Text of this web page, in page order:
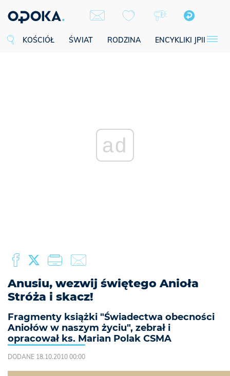
KOŚCIÓŁ ŚWIAT RODZINA ENCYKLIKI JPII
ad
Anusiu, wezwij świętego Anioła
Stróża i skacz!
Fragmenty książki "Świadectwa obecności
Aniołów w naszym życiu", zebrał i
opracował ks. Marian Polak CSMA
DODANE 18.10.2010 00:00